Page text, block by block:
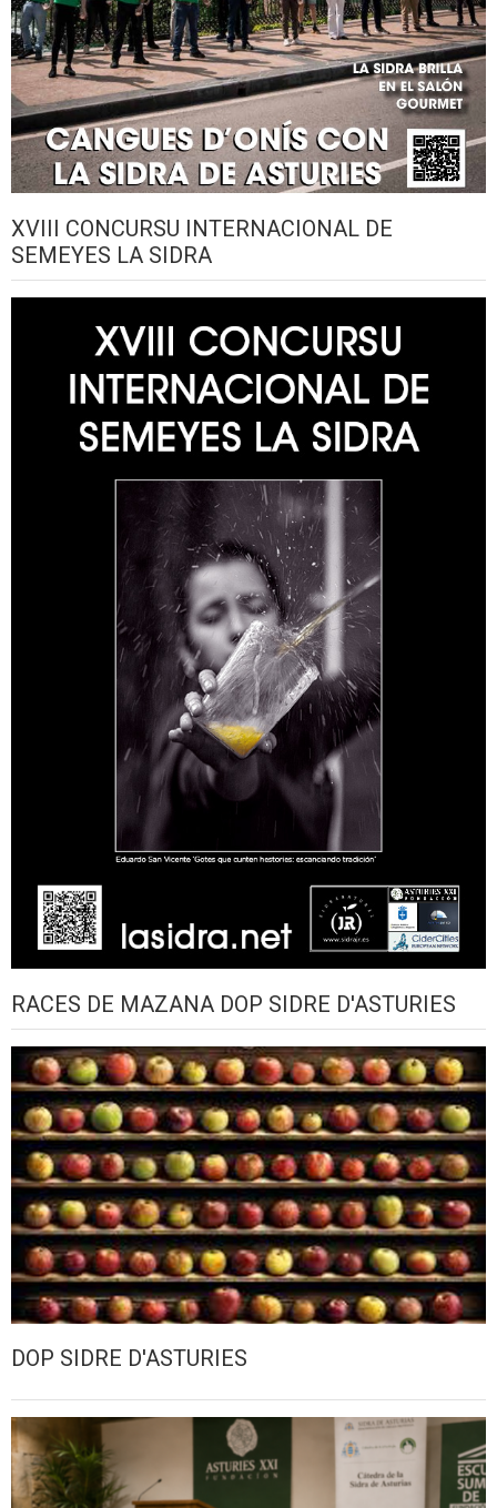
XVIII CONCURSU INTERNACIONAL DE
SEMEYES LA SIDRA
RACES DE MAZANA DOP SIDRE D'ASTURIES
DOP SIDRE D'ASTURIES